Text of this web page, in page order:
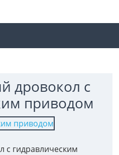
дровокол с
приводом
с гидравлическим